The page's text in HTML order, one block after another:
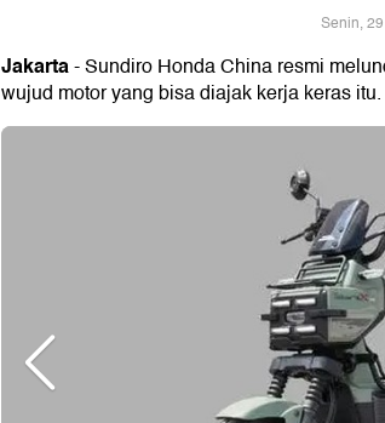
Senin,
Jakarta- Sundiro Honda China resmi
wujud motor yang bisa diajak kerja keras itu.